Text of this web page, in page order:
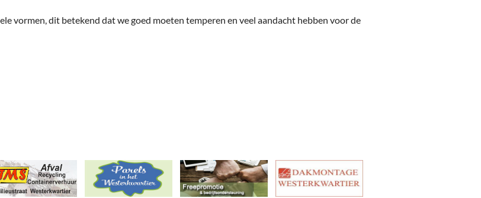
vormen, dit betekend dat we goed moeten temperen en veel aandacht hebben voor de